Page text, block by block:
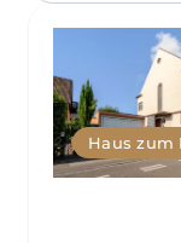
Haus zum